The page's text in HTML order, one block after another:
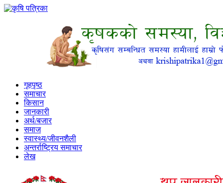
गृहपृष्ठ
समाचार
किसान
जानकारी
अर्थ/बजार
समाज
स्वास्थ्य/जीवनशैली
अन्तर्राष्ट्रिय समाचार
लेख